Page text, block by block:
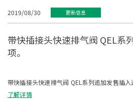
2019/08/30 更新信息
带快插接头快速排气阀 QEL系
项。
带快插接头快速排气阀 QEL系列追加发售插入
了解详情